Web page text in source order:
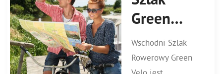
Green
Velo
Wschodni Szlak
Rowerowy Green